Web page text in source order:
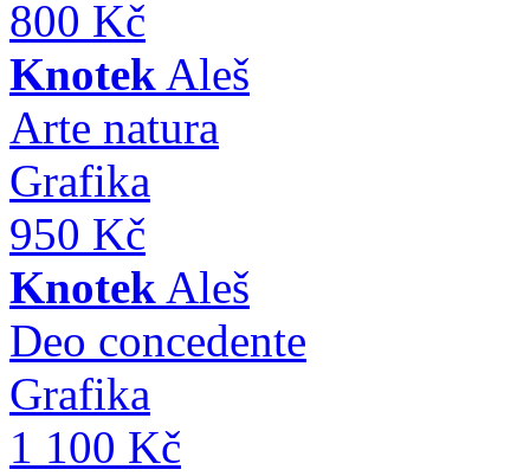
800 Kč
Knotek Aleš
Arte natura
Grafika
950 Kč
Knotek Aleš
Deo concedente
Grafika
1 100 Kč